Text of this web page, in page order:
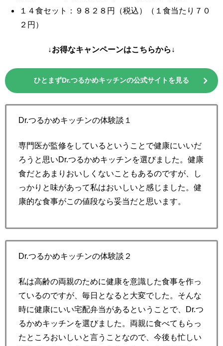
１４食セット：９８２８円（税込）（１食当たり７０
２円）
↓お得なキャンペーンはこちらから↓
ひとまずDr.つるかめキッチンの公式サイトを見る
Dr.つるかめキッチンの体験談１
専門医が監修をしているということで健康にいいだ
ろうと思いDr.つるかめキッチンを選びました。健康
食だとあまりおいしくないこともあるのですが、し
っかりと味があって私はおいしいと感じました。健
康的な食事がこの値段なら妥当だと思います。
Dr.つるかめキッチンの体験談２
私は高齢の両親のために健康を意識した食事を作っ
ているのですが、毎日となると大変でした。そんな
時に健康にいい宅配弁当があるということで、Dr.つ
るかめキッチンを選びました。両親に食べてもらっ
たところおいしいと言うことなので、今後も忙しい